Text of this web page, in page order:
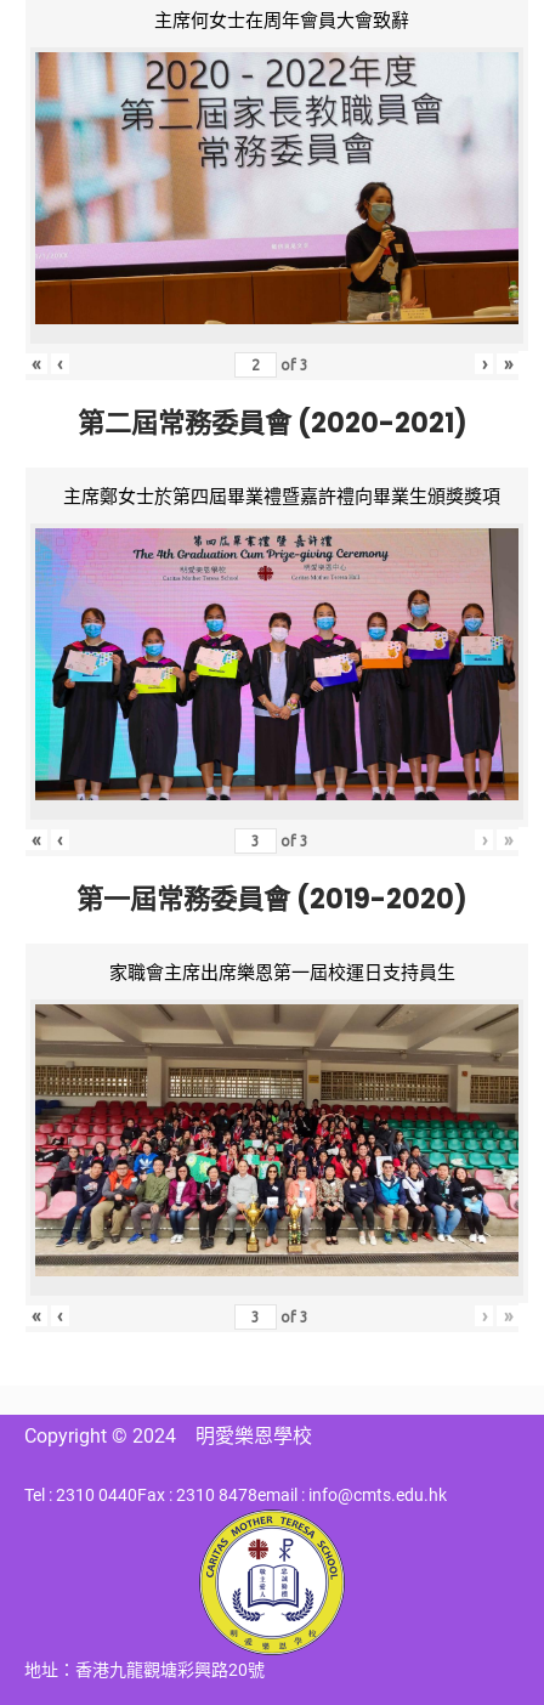
主席何女士在周年會員大會致辭
« ‹ of3 › »
第二屆常務委員會 (2020-2021)
主席鄭女士於第四屆畢業禮暨嘉許禮向畢業生頒獎獎項
« ‹ of3 › »
第一屆常務委員會 (2019-2020)
家職會主席出席樂恩第一屆校運日支持員生
« ‹ of3 › »
Copyright © 2024 明愛樂恩學校
Tel : 2310 0440Fax : 2310 8478email : info@cmts.edu.hk
地址：香港九龍觀塘彩興路20號